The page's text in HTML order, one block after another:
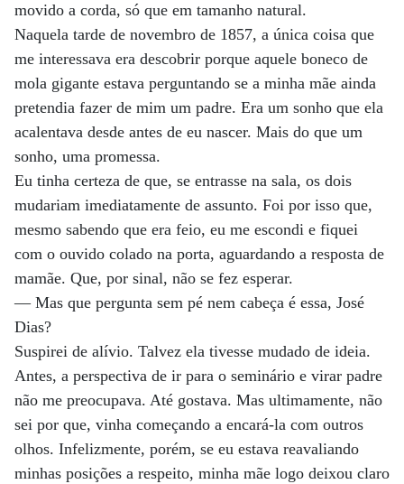
movido a corda, só que em tamanho natural.
Naquela tarde de novembro de 1857, a única coisa que
me interessava era descobrir porque aquele boneco de
mola gigante estava perguntando se a minha mãe ainda
pretendia fazer de mim um padre. Era um sonho que ela
acalentava desde antes de eu nascer. Mais do que um
sonho, uma promessa.
Eu tinha certeza de que, se entrasse na sala, os dois
mudariam imediatamente de assunto. Foi por isso que,
mesmo sabendo que era feio, eu me escondi e fiquei
com o ouvido colado na porta, aguardando a resposta de
mamãe. Que, por sinal, não se fez esperar.
— Mas que pergunta sem pé nem cabeça é essa, José
Dias?
Suspirei de alívio. Talvez ela tivesse mudado de ideia.
Antes, a perspectiva de ir para o seminário e virar padre
não me preocupava. Até gostava. Mas ultimamente, não
sei por que, vinha começando a encará-la com outros
olhos. Infelizmente, porém, se eu estava reavaliando
minhas posições a respeito, minha mãe logo deixou claro